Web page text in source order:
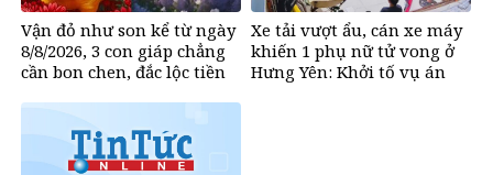
Vận đỏ như son kể từ ngày
8/8/2026, 3 con giáp chẳng
cần bon chen, đắc lộc tiền
hương đổi đời
Xe tải vượt ẩu, cán xe máy
khiến 1 phụ nữ tử vong ở
Hưng Yên: Khởi tố vụ án